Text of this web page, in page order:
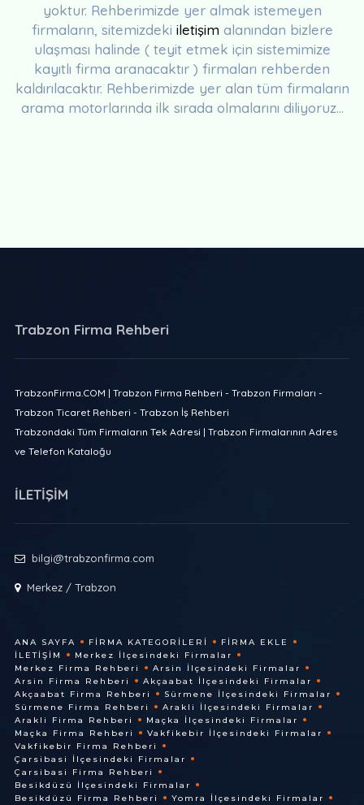
yoktur. Rehberimizde yer almak istemeyen
firmaların, sitemizdeki iletişim alanından bizlere
ulaşması halinde ( teyit etmek için sistemimize
kayıtlı firma aranacaktır ) firmaları rehberden
kaldırılacaktır. Rehberimizde yer alan tüm firmaların
arama motorlarında ilk sırada olmalarını diliyoruz...
Trabzon Firma Rehberi
TrabzonFirma.COM | Trabzon Firma Rehberi - Trabzon Firmaları -
Trabzon Ticaret Rehberi - Trabzon İş Rehberi
Trabzondaki Tüm Firmaların Tek Adresi | Trabzon Firmalarının Adres
ve Telefon Kataloğu
İLETİŞİM
bilgi@trabzonfirma.com
Merkez / Trabzon
ANA SAYFA FIRMA KATEGORILERI
FIRMA EKLE
İLETIŞIM
Merkez İlçesindeki Firmalar
Merkez Firma Rehberi
Arsin İlçesindeki Firmalar
Arsin Firma Rehberi
Akçaabat İlçesindeki Firmalar
Akçaabat Firma Rehberi
Sürmene İlçesindeki Firmalar
Sürmene Firma Rehberi
Arakli İlçesindeki Firmalar
Arakli Firma Rehberi
Maçka İlçesindeki Firmalar
Maçka Firma Rehberi
Vakfikebir İlçesindeki Firmalar
Vakfikebir Firma Rehberi
Çarsibasi İlçesindeki Firmalar
Çarsibasi Firma Rehberi
Besikdüzü İlçesindeki Firmalar
Besikdüzü Firma Rehberi
Yomra İlçesindeki Firmalar